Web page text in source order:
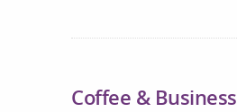
Coffee & Business